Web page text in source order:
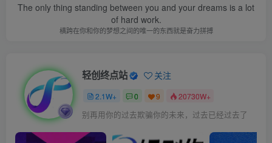
The only thing standing between you and your dreams is a lot
of hard work.
横跨在你和你的梦想之间的唯一的东西就是奋力拼搏
轻创终点站 关注
2.1W+ 0 9 20730W+
别再用你的过去欺骗你的未来，过去已经过去了